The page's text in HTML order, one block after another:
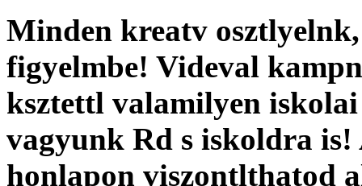
Minden kreatv
figyelmbe! Videval
ksztettl valamilyen
vagyunk Rd s iskoldra
honlapon viszontlthatod